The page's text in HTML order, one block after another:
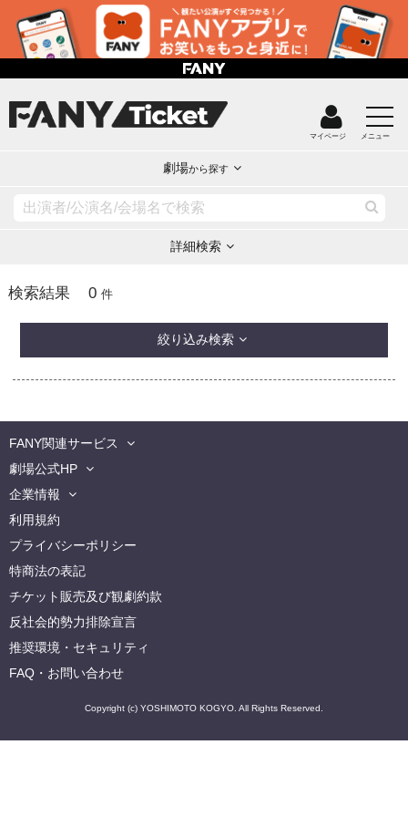
マイページ メニュー
劇場から探す
詳細検索
検索結果 0 件
絞り込み検索
FANY関連サービス
劇場公式HP
企業情報
利用規約
プライバシーポリシー
特商法の表記
チケット販売及び観劇約款
反社会的勢力排除宣言
推奨環境・セキュリティ
FAQ・お問い合わせ
Copyright (c) YOSHIMOTO KOGYO. All Rights Reserved.